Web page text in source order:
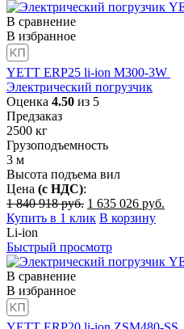
В сравнение
В избранное
YETT ERP25 li-ion M300-3W
Электрический погрузчик
Оценка 4.50 из 5
Предзаказ
2500 кг
Грузоподъемность
3 м
Высота подъема вил
Цена (с НДС):
1 840 918руб. Первоначальная
цена
1
840
1 635 026 руб.
026
Купить в 1 клик В корзину
Li-ion
Быстрый просмотр
В сравнение
В избранное